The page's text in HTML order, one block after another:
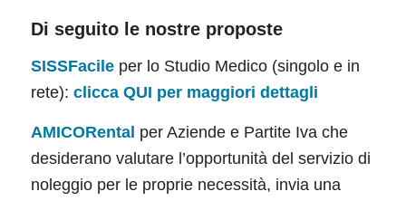
Di seguito le nostre proposte
SISSFacileper lo Studio Medico (singolo e in
rete): clicca QUI per maggiori dettagli
AMICORental per Aziende e Partite Iva che
desiderano valutare l’opportunità del servizio di
noleggio per le proprie necessità, invia una